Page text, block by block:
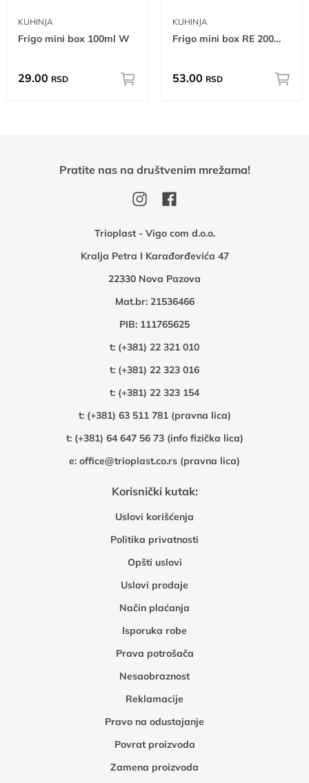
KUHINJA
Frigo mini box 100ml W
29.00 RSD
KUHINJA
Frigo mini box RE 200ml W
53.00 RSD
Trioplast - Vigo com d.o.o.
Kralja Petra I Karađorđevića 47
22330 Nova Pazova
Mat.br: 21536466
PIB: 111765625
t: (+381) 22 321 010
t: (+381) 22 323 016
t: (+381) 22 323 154
t: (+381) 63 511 781 (pravna lica)
t: (+381) 64 647 56 73 (info fizička lica)
e: office@trioplast.co.rs (pravna lica)
Korisnički kutak:
Uslovi korišćenja
Politika privatnosti
Opšti uslovi
Uslovi prodaje
Način plaćanja
Isporuka robe
Prava potrošača
Nesaobraznost
Reklamacije
Pravo na odustajanje
Povrat proizvoda
Zamena proizvoda
Pratite nas na društvenim mrežama!